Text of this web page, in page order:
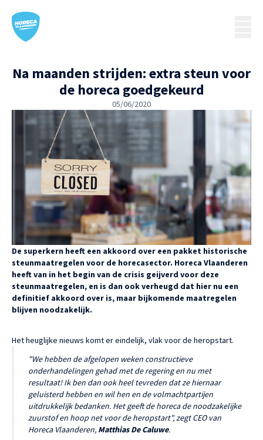
Na maanden strijden: extra steun voor
de horeca goedgekeurd
05/06/2020
De superkern heeft een akkoord over een pakket historische
steunmaatregelen voor de horecasector. Horeca Vlaanderen
heeft van in het begin van de crisis geijverd voor deze
steunmaatregelen, en is dan ook verheugd dat hier nu een
definitief akkoord over is, maar bijkomende maatregelen
blijven noodzakelijk.
Het heuglijke nieuws komt er eindelijk, vlak voor de heropstart.
"We hebben de afgelopen weken constructieve
onderhandelingen gehad met de regering en nu met
resultaat! Ik ben dan ook heel tevreden dat ze hiernaar
geluisterd hebben en wil hen en de volmachtpartijen
uitdrukkelijk bedanken. Het geeft de horeca de noodzakelijke
zuurstof en hoop net voor de heropstart", zegt CEO van
Horeca Vlaanderen, Matthias De Caluwe.